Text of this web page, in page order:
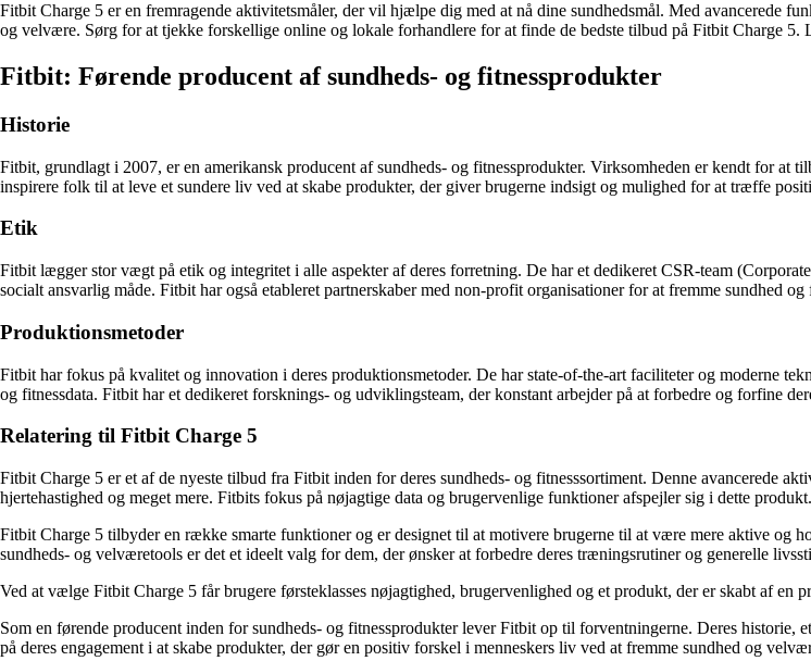
Fitbit Charge 5 er en fremragende aktivitetsmåler, der vil hjælpe dig med at nå dine sundhedsmål. Med avancerede
og velvære. Sørg for at tjekke forskellige online og lokale forhandlere for at finde de bedste tilbud på Fitbit Charge 5.
Fitbit: Førende producent af sundheds- og fitnessprodukter
Historie
Fitbit, grundlagt i 2007, er en amerikansk producent af sundheds- og fitnessprodukter. Virksomheden er kendt for
inspirere folk til at leve et sundere liv ved at skabe produkter, der giver brugerne indsigt og mulighed for at træffe
Etik
Fitbit lægger stor vægt på etik og integritet i alle aspekter af deres forretning. De har et dedikeret CSR-team
socialt ansvarlig måde. Fitbit har også etableret partnerskaber med non-profit organisationer for at fremme sundhed og
Produktionsmetoder
Fitbit har fokus på kvalitet og innovation i deres produktionsmetoder. De har state-of-the-art faciliteter og moderne
og fitnessdata. Fitbit har et dedikeret forsknings- og udviklingsteam, der konstant arbejder på at forbedre og forfine
Relatering til Fitbit Charge 5
Fitbit Charge 5 er et af de nyeste tilbud fra Fitbit inden for deres sundheds- og fitnesssortiment. Denne avancerede
hjertehastighed og meget mere. Fitbits fokus på nøjagtige data og brugervenlige funktioner afspejler sig i dette produkt.
Fitbit Charge 5 tilbyder en række smarte funktioner og er designet til at motivere brugerne til at være mere aktive og
sundheds- og velværetools er det et ideelt valg for dem, der ønsker at forbedre deres træningsrutiner og generelle
Ved at vælge Fitbit Charge 5 får brugere førsteklasses nøjagtighed, brugervenlighed og et produkt, der er skabt af en
Som en førende producent inden for sundheds- og fitnessprodukter lever Fitbit op til forventningerne. Deres
på deres engagement i at skabe produkter, der gør en positiv forskel i menneskers liv ved at fremme sundhed og